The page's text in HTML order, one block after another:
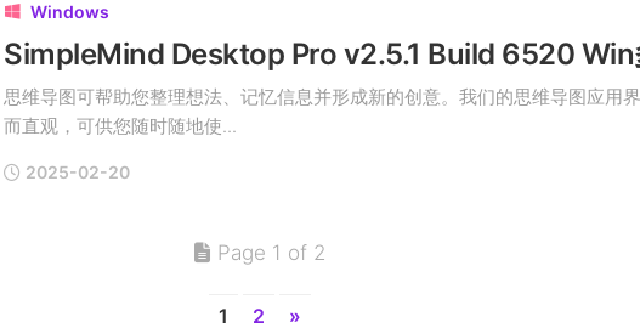
 Windows
思维导图可帮助您整理想法、记忆信息并形成新的创意。我们的思维导图应用
而直观，可供您随时随地使...
2025-02-20
Page 1 of 2
1 2 »